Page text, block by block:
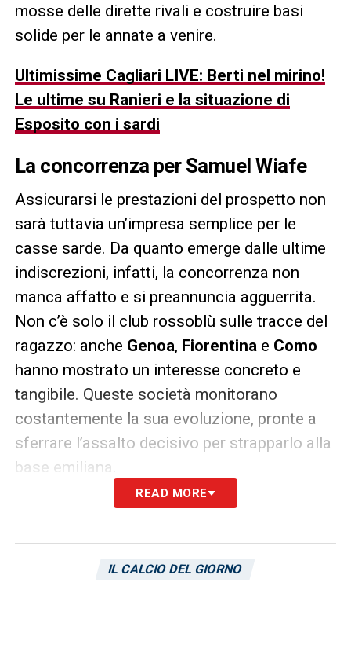
mosse delle dirette rivali e costruire basi
solide per le annate a venire.
Ultimissime Cagliari LIVE: Berti nel mirino!
Le ultime su Ranieri e la situazione di
Esposito con i sardi
La concorrenza per Samuel Wiafe
Assicurarsi le prestazioni del prospetto non
sarà tuttavia un’impresa semplice per le
casse sarde. Da quanto emerge dalle ultime
indiscrezioni, infatti, la concorrenza non
manca affatto e si preannuncia agguerrita.
Non c’è solo il club rossoblù sulle tracce del
ragazzo: anche Genoa, Fiorentinae Como
hanno mostrato un interesse concreto e
tangibile. Queste società monitorano
costantemente la sua evoluzione, pronte a
sferrare l’assalto decisivo per strapparlo alla
base emiliana.
Il giocatore ha attirato l’attenzione di ben
qualità. Sarà necessario muoversi con
READ MORE
IL CALCIO DEL GIORNO